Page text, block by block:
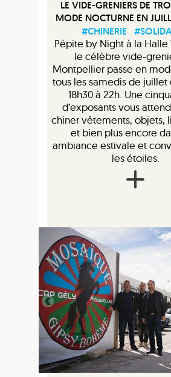
LE VIDE-GRENIERS DE
MODE NOCTURNE EN
#CHINERIE
Pépite by Night à la Halle
le célèbre vide-
Montpellier passe en
tous les samedis de juillet
18h30 à 22h. Une
d’exposants vous
chiner vêtements, objets,
et bien plus encore
ambiance estivale et
les étoiles.